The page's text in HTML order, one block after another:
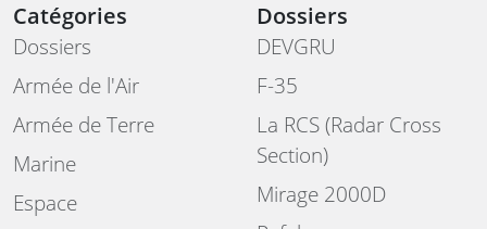
Catégories
Dossiers
Armée de l'Air
Armée de Terre
Marine
Espace
Dossiers
DEVGRU
F-35
La RCS (Radar Cross
Section)
Mirage 2000D